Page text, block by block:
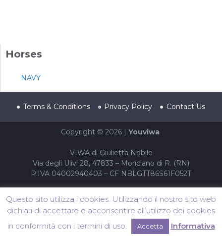
Horses
NAVY
Terms & Conditions Privacy Policy Contact Us
Copyright © 2026 | Youviwa
VIWA di Giulietta Nobile
Via degli Ulivi 28, 47833 – Moriciano di R. (RN)
P.IVA 04002940403 – CF NBLGTT86S61F052T
Questo sito utilizza i cookies. Utilizzando il nostro sito web
dichiari di accettare e acconsentire all’utilizzo dei cookies
in conformità con i termini di uso.
Accetta Informativa